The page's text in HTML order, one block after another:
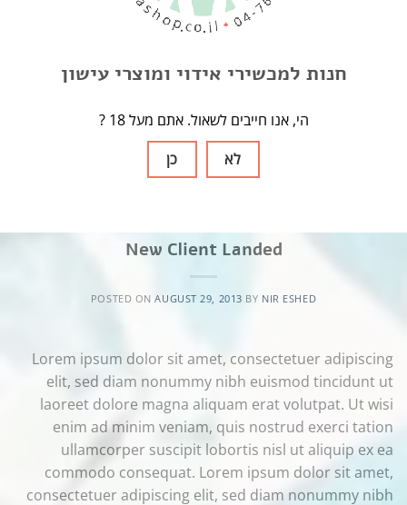
חנות למכשירי אידוי ומוצרי עישון
? הי, אנו חייבים לשאול. אתם מעל 18
כן
לא
Phasellus et magna nulla. Proin ante nunc, mollis a
lectus ac, volutpat placerat ante. Vestibulum sit amet
New Client Landed
POSTED ONAUGUST 29, 2013 BY NIR ESHED
Lorem ipsum dolor sit amet, consectetuer adipiscing
elit, sed diam nonummy nibh euismod tincidunt ut
laoreet dolore magna aliquam erat volutpat. Ut wisi
enim ad minim veniam, quis nostrud exerci tation
ullamcorper suscipit lobortis nisl ut aliquip ex ea
commodo consequat. Lorem ipsum dolor sit amet,
consectetuer adipiscing elit, sed diam nonummy nibh